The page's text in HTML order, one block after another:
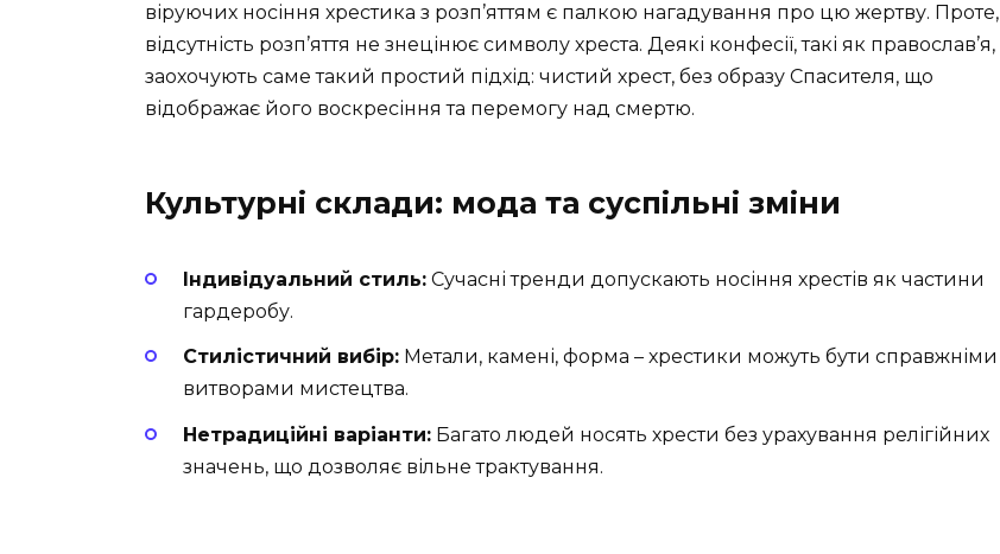
віруючих носіння хрестика з розп’яттям є палкою нагадування про цю жертву. Проте,
відсутність розп’яття не знецінює символу хреста. Деякі конфесії, такі як православ’я,
заохочують саме такий простий підхід: чистий хрест, без образу Спасителя, що
відображає його воскресіння та перемогу над смертю.
Культурні склади: мода та суспільні зміни
Індивідуальний стиль: Сучасні тренди допускають носіння хрестів як частини
гардеробу.
Стилістичний вибір: Метали, камені, форма – хрестики можуть бути справжніми
витворами мистецтва.
Нетрадиційні варіанти: Багато людей носять хрести без урахування релігійних
значень, що дозволяє вільне трактування.